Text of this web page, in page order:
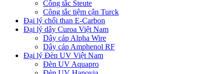
Công tắc Steute
Công tắc tiệm cận Turck
Đại lý chổi than E-Carbon
Đại lý dây Curoa Việt Nam
Dây cáp Alpha Wire
Dây cáp Amphenol RF
Đại lý Đèn UV Việt Nam
Đèn UV Aquapro